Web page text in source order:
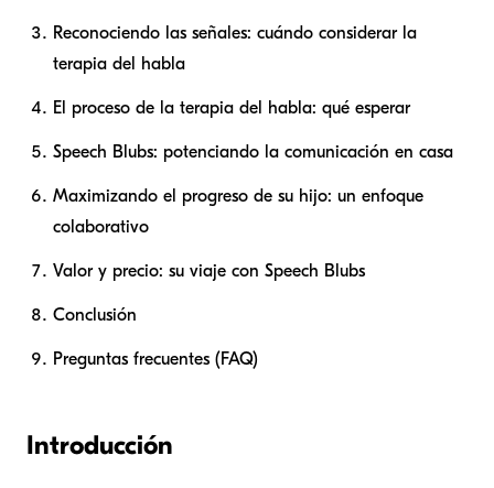
Reconociendo las señales: cuándo considerar la
terapia del habla
El proceso de la terapia del habla: qué esperar
Speech Blubs: potenciando la comunicación en casa
Maximizando el progreso de su hijo: un enfoque
colaborativo
Valor y precio: su viaje con Speech Blubs
Conclusión
Preguntas frecuentes (FAQ)
Introducción